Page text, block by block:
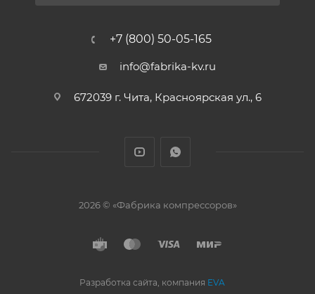
+7 (800) 50-05-165
info@fabrika-kv.ru
672039 г. Чита, Красноярская ул., 6
2026 © «Фабрика компрессоров»
Разработка сайта, компания EVA